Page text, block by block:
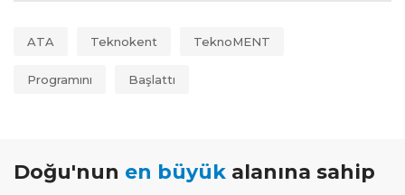
ATA Teknokent TeknoMENT
Programını Başlattı
Doğu'nun en büyük alanına sahip